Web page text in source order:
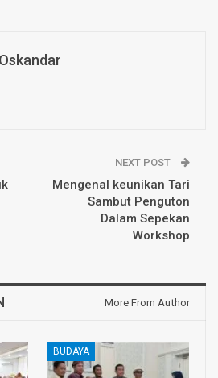
NEXT POST
Mengenal keunikan Tari
Sambut Penguton
Dalam Sepekan
Workshop
More From Author
BUDAYA